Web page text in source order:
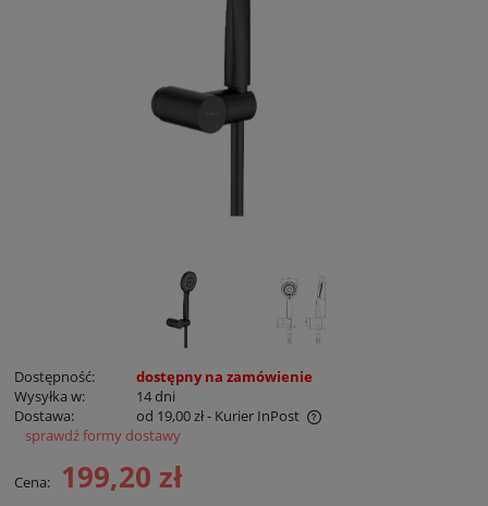
Dostępność:
dostępny na zamówienie
Wysyłka w:
14 dni
Dostawa:
od 19,00 zł- Kurier InPost
Cena nie zawiera ewentualnych kosztów płatności
sprawdź formy dostawy
Cena: 199,20 zł